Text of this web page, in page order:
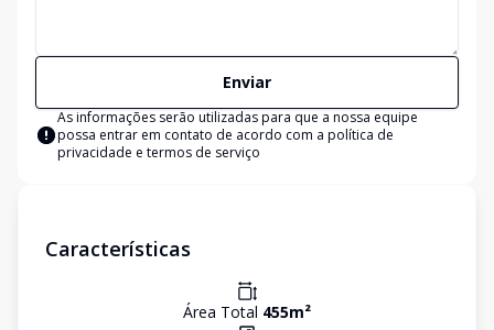
Enviar
As informações serão utilizadas para que a nossa equipe
possa entrar em contato de acordo com a política de
privacidade e termos de serviço
Características
Área Total 455m²